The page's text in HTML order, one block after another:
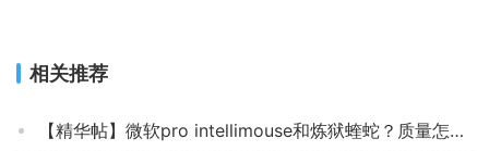
相关推荐
【精华帖】微软pro intellimouse和炼狱蝰蛇？质量怎么样值不值得买